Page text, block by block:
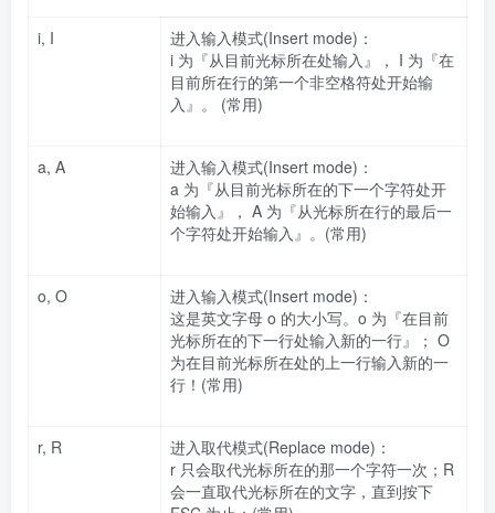
i, I
进入输入模式(Insert mode)：
i 为『从目前光标所在处输入』， I 为『在
目前所在行的第一个非空格符处开始输
入』。 (常用)
a, A
进入输入模式(Insert mode)：
a 为『从目前光标所在的下一个字符处开
始输入』， A 为『从光标所在行的最后一
个字符处开始输入』。(常用)
o, O
进入输入模式(Insert mode)：
这是英文字母 o 的大小写。o 为『在目前
光标所在的下一行处输入新的一行』； O
为在目前光标所在处的上一行输入新的一
行！(常用)
r, R
进入取代模式(Replace mode)：
r 只会取代光标所在的那一个字符一次；R
会一直取代光标所在的文字，直到按下